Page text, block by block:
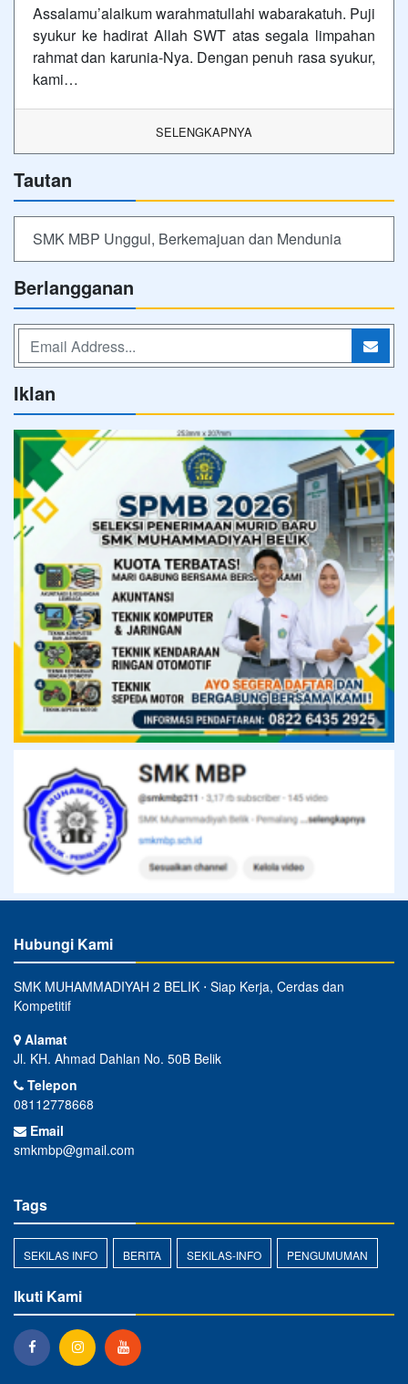
Assalamu’alaikum warahmatullahi wabarakatuh. Puji
syukur ke hadirat Allah SWT atas segala limpahan
rahmat dan karunia-Nya. Dengan penuh rasa syukur,
kami…
SELENGKAPNYA
Tautan
SMK MBP Unggul, Berkemajuan dan Mendunia
Berlangganan
Iklan
Hubungi Kami
SMK MUHAMMADIYAH 2 BELIK ⋅ Siap Kerja, Cerdas dan
Kompetitif
Alamat
Jl. KH. Ahmad Dahlan No. 50B Belik
Telepon
08112778668
Email
smkmbp@gmail.com
Tags
SEKILAS INFO BERITA SEKILAS-INFO PENGUMUMAN
Ikuti Kami